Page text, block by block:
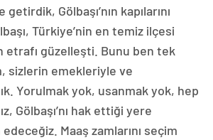
Gölbaşı’nın kapılarını
Türkiye’nin en temiz ilçesi
etrafı güzelleşti. Bunu ben tek
sizlerin emekleriyle ve
Yorulmak yok, usanmak yok, hep
Gölbaşı’nı hak ettiği yere
Maaş zamlarını seçim